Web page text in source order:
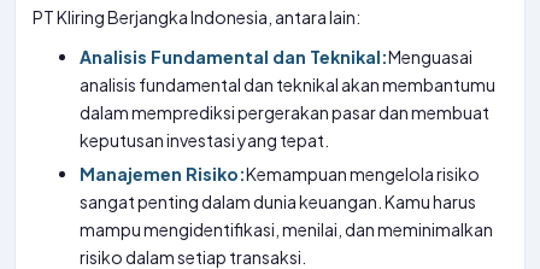
PT Kliring Berjangka Indonesia, antara lain:
Analisis Fundamental dan Teknikal:Menguasai
analisis fundamental dan teknikal akan membantumu
dalam memprediksi pergerakan pasar dan membuat
keputusan investasi yang tepat.
Manajemen Risiko:Kemampuan mengelola risiko
sangat penting dalam dunia keuangan. Kamu harus
mampu mengidentifikasi, menilai, dan meminimalkan
risiko dalam setiap transaksi.